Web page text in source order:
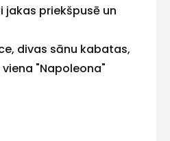
priekšpusē un
divas sānu kabatas,
"Napoleona"
Ziņojums